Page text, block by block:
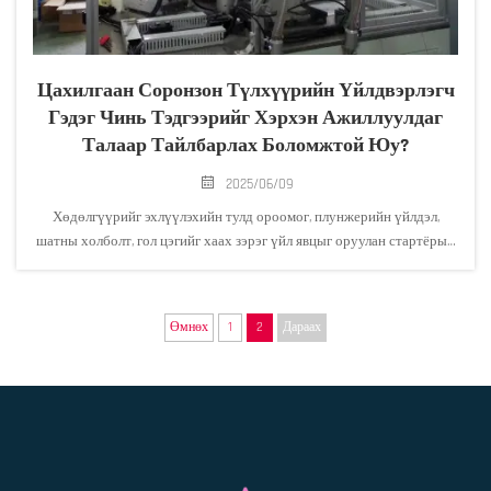
Цахилгаан Соронзон Түлхүүрийн Үйлдвэрлэгч
Гэдэг Чинь Тэдгээрийг Хэрхэн Ажиллуулдаг
Талаар Тайлбарлах Боломжтой Юу?
2025/06/09
Хөдөлгүүрийг эхлүүлэхийн тулд ороомог, плунжерийн үйлдэл,
шатны холболт, гол цэгийг хаах зэрэг үйл явцыг оруулан стартёрын
Өмнөх 1 2 Дараах